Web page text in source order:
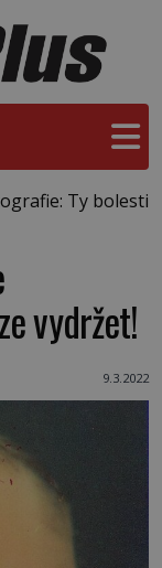
Ty bolesti
vydržet!
9.3.2022